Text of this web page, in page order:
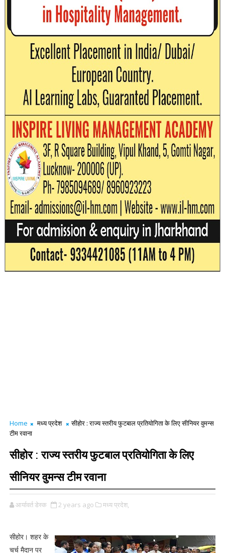
Home मध्य प्रदेश
सीहोर : राज्य स्तरीय फुटबाल प्रतियोगिता के लिए सीनियर वुमन्स
टीम रवाना
सीहोर : राज्य स्तरीय फुटबाल प्रतियोगिता के लिए
सीनियर वुमन्स टीम रवाना
आर्यावर्त डेस्क 2 years ago मध्य प्रदेश,
सीहोर। शहर के
चर्च मैदान पर